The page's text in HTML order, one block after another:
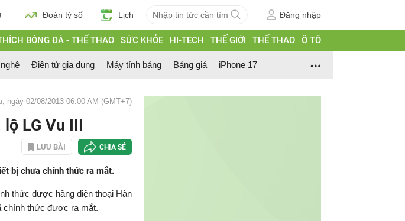
Đoán tỷ số Lịch Đăng nhập
BÓNG ĐÁ - THỂ THAO SỨC KHỎE HI-TECH THẾ GIỚI THỂ THAO Ô TÔ
Điện tử gia dụng Máy tính bảng Bảng giá iPhone 17
ngày 02/08/2013 06:00 AM (GMT+7)
LG Vu III
LƯU BÀI CHIA SẺ
bị chưa chính thức ra mắt.
thức được hãng điện thoại Hàn
chính thức được ra mắt.